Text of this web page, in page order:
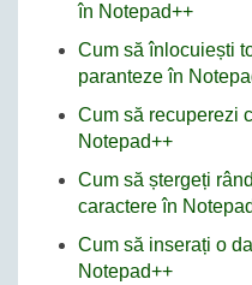
în Notepad++
Cum să înlocuiești
paranteze în
Cum să recuperezi
Notepad++
Cum să ștergeți
caractere în
Cum să inserați o
Notepad++